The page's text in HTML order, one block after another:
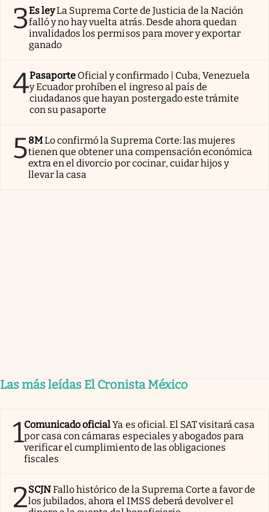
3Es leyLa Suprema Corte de Justicia de la Nación
falló y no hay vuelta atrás. Desde ahora quedan
invalidados los permisos para mover y exportar
ganado
4Pasaporte Oficial y confirmado | Cuba, Venezuela
y Ecuador prohíben el ingreso al país de
ciudadanos que hayan postergado este trámite
con su pasaporte
58MLo confirmó la Suprema Corte: las mujeres
tienen que obtener una compensación económica
extra en el divorcio por cocinar, cuidar hijos y
llevar la casa
Las más leídas El Cronista México
1Comunicado oficialYa es oficial. El SAT visitará casa
por casa con cámaras especiales y abogados para
verificar el cumplimiento de las obligaciones
fiscales
2SCJNFallo histórico de la Suprema Corte a favor de
los jubilados, ahora el IMSS deberá devolver el